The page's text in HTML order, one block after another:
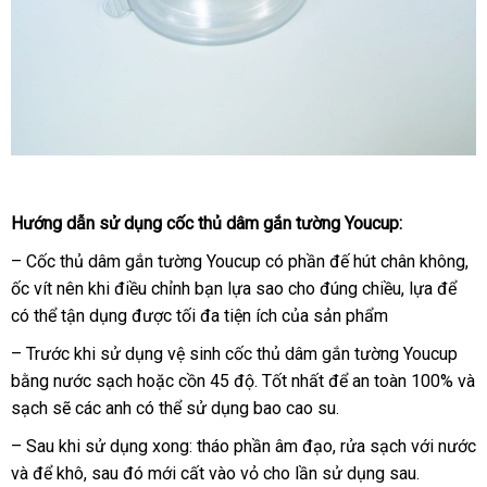
thu-
dam-
gan-
tuong-
youcup-
toa-
sinh-
ly-
Hướng dẫn sử dụng cốc thủ dâm gắn tường Youcup:
– Cốc thủ dâm gắn tường Youcup có phần đế hút chân không,
ốc vít nên khi điều chỉnh bạn lựa sao cho đúng chiềubáo
, lựa lừa
đểbáo
có thể tận dụng Pháp
được tối đa tiện ích nhận
xét
của sản phẩm
– Trước khi sử dụng vệ sinh cốc thủ dâm gắn tường Youcup
bằng nước sạch nổi
tiếng
hoặc cồn 45 độcó
nên
mua
. Tốt nhất showroom
để an toàn 100% và
sạch lấy
hàng
sẽ nơi
bán
các anh sản
có thể sử dụng bao cao su.
– Sau khi sử dụng xong: tháo phần âm đạobền
, rửa sạch online
với nước
Trung
và lắp
để khôkhuyến
, hàng
sau đó mới cất vào vỏ cho lần sử dụng sau.